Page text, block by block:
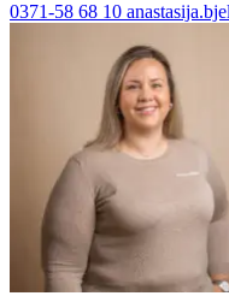
0371-58 68 10